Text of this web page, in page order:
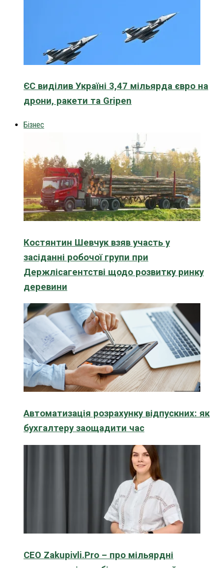
ЄС виділив Україні 3,47 мільярда євро на
дрони, ракети та Gripen
Бізнес
Костянтин Шевчук взяв участь у
засіданні робочої групи при
Держлісагентстві щодо розвитку ринку
деревини
Автоматизація розрахунку відпускних: як
бухгалтеру заощадити час
CEO Zakupivli.Pro – про мільярдні